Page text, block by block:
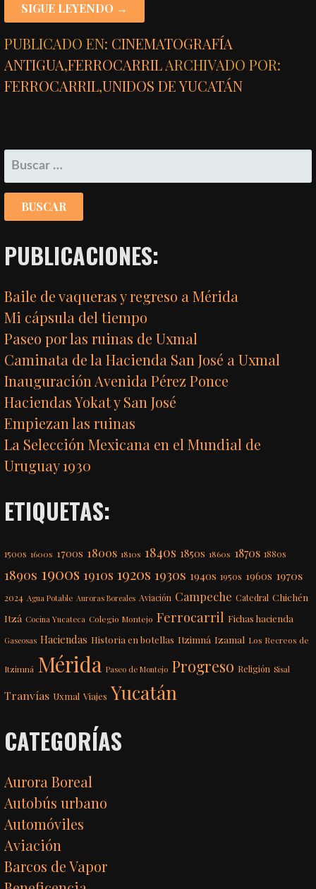
SIGUE LEYENDO →
PUBLICADO EN: CINEMATOGRAFÍA
ANTIGUA,FERROCARRILARCHIVADO POR:
FERROCARRIL,UNIDOS DE YUCATÁN
BUSCAR:
PUBLICACIONES:
Baile de vaqueras y regreso a Mérida
Mi cápsula del tiempo
Paseo por las ruinas de Uxmal
Caminata de la Hacienda San José a Uxmal
Inauguración Avenida Pérez Ponce
Haciendas Yokat y San José
Empiezan las ruinas
La Selección Mexicana en el Mundial de
Uruguay 1930
ETIQUETAS:
1500s 1600s 1700s 1800s 1810s 1840s 1850s 1860s 1870s 1880s
1890s 1900s 1910s 1920s 1930s 1940s 1950s 1960s 1970s
2024 Agua Potable Auroras Boreales Aviación Campeche Catedral Chichén
Itzá Cocina Yucateca Colegio Montejo Ferrocarril Fichas hacienda
Gaseosas Haciendas Historia en botellas Itzimná Izamal Los Recreos de
Itzimná Mérida Paseo de Montejo Progreso Religión Sisal
Tranvías Uxmal Viajes Yucatán
CATEGORÍAS
Aurora Boreal
Autobús urbano
Automóviles
Aviación
Barcos de Vapor